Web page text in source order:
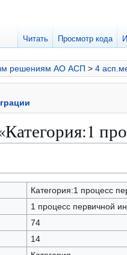
решениям АО АСП > 4
Категория:1 процесс
1 процесс первичной
74
14
Читать Просмотр кода